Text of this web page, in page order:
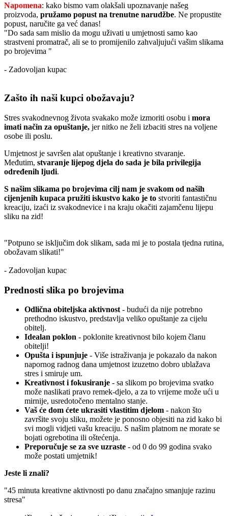
Napomena: kako bismo vam olakšali upoznavanje našeg
proizvoda, pružamo popust na trenutne narudžbe. Ne propustite
popust, naručite ga već danas!
"Do sada sam mislio da mogu uživati u umjetnosti samo kao
strastveni promatrač, ali se to promijenilo zahvaljujući vašim slikama
po brojevima "
- Zadovoljan kupac
Zašto ih naši kupci obožavaju?
Stres svakodnevnog života svakako može izmoriti osobu i mora
imati način za opuštanje, jer nitko ne želi izbaciti stres na voljene
osobe ili poslu.
Umjetnost je savršen alat opuštanje i kreativno stvaranje.
Međutim, stvaranje lijepog djela do sada je bila privilegija
određenih ljudi.
S našim slikama po brojevima cilj nam je svakom od naših
cijenjenih kupaca pružiti iskustvo kako je to stvoriti fantastičnu
kreaciju, izaći iz svakodnevice i na kraju okačiti zajamčenu lijepu
sliku na zid!
"Potpuno se isključim dok slikam, sada mi je to postala tjedna rutina,
obožavam slikati!"
- Zadovoljan kupac
Prednosti slika po brojevima
Odlična obiteljska aktivnost- budući da nije potrebno
prethodno iskustvo, predstavlja veliko opuštanje za cijelu
obitelj.
Idealan poklon - poklonite kreativnost bilo kojem članu
obitelji!
Opušta i ispunjuje - Više istraživanja je pokazalo da nakon
napornog radnog dana umjetnost izuzetno dobro ublažava
stres i smiruje um.
Kreativnost i fokusiranje - sa slikom po brojevima svatko
može naslikati pravo remek-djelo, a za to vrijeme može ući u
mirnije, usredotočeno mentalno stanje.
Vaš će dom ćete ukrasiti vlastitim djelom - nakon što
završite svoju sliku, možete je ponosno objesiti na zid kako bi
svi mogli vidjeti vašu kreaciju. S našim platnom ne morate se
bojati ogrebotina ili oštećenja.
Preporučuje se za sve uzraste - od 0 do 99 godina svako
može postati umjetnik!
Jeste li znali?
"45 minuta kreativne aktivnosti po danu značajno smanjuje razinu
stresa"